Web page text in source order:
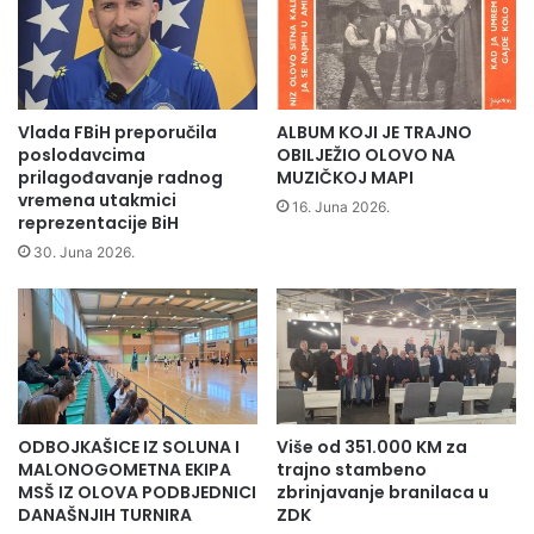
v
p
o
g
o
n
u
V
i
m
n
a
đ
e
n
l
e
š
z
n
a
t
e
o
s
Vlada FBiH preporučila
poslodavcima
prilagođavanje radnog
vremena utakmici
reprezentacije BiH
30. Juna 2026.
ALBUM KOJI JE TRAJNO
OBILJEŽIO OLOVO NA
MUZIČKOJ MAPI
16. Juna 2026.
ODBOJKAŠICE IZ SOLUNA I
MALONOGOMETNA EKIPA
MSŠ IZ OLOVA PODBJEDNICI
DANAŠNJIH TURNIRA
Više od 351.000 KM za
trajno stambeno
zbrinjavanje branilaca u
ZDK